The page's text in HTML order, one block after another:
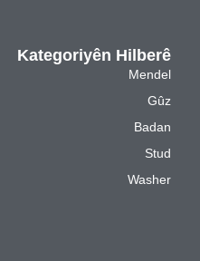
Kategoriyên Hilberê
Mendel
Gûz
Badan
Stud
Washer